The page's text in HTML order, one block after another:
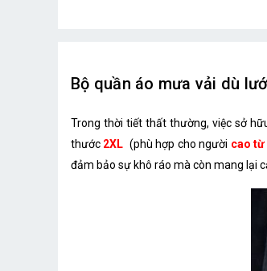
Bộ quần áo mưa vải dù
Trong thời tiết thất thường, việc sở
thước 2XL (phù hợp cho người cao từ
đảm bảo sự khô ráo mà còn mang lại